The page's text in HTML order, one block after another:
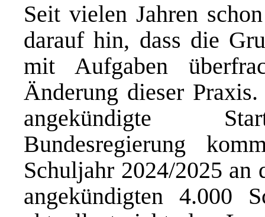
Seit vielen Jahren
darauf hin, dass die
mit Aufgaben
Änderung dieser
angekündigte
Bundesregierung
Schuljahr 2024/2025 an
angekündigten 4.000